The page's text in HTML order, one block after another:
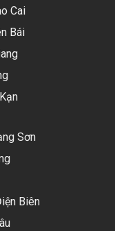
Cai
Bái
Sơn
Biên